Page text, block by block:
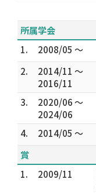
所属学会
1.
2008/05 ～
2.
2014/11 ～
2016/11
3.
2020/06 ～
2024/06
4. 2014/05 ～
賞
1.
2009/11